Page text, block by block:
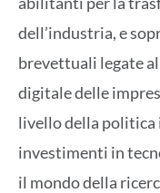
dell’industria, e
brevettuali legate
digitale delle
livello della politica
investimenti in
il mondo della